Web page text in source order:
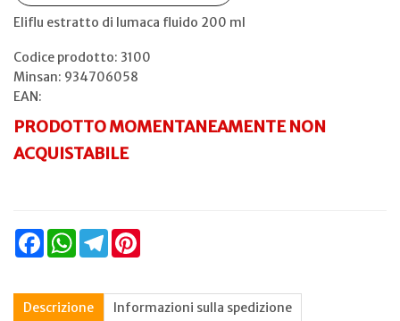
Eliflu estratto di lumaca fluido 200 ml
Codice prodotto: 3100
Minsan: 934706058
EAN:
PRODOTTO MOMENTANEAMENTE NON
ACQUISTABILE
FacebookWhatsAppTelegram
Descrizione Informazioni sulla spedizione